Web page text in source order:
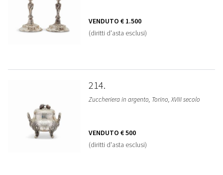
VENDUTO € 1.500
(diritti d'asta esclusi)
214
Zuccheriera in argento, Torino, XVIII secolo
VENDUTO € 500
(diritti d'asta esclusi)